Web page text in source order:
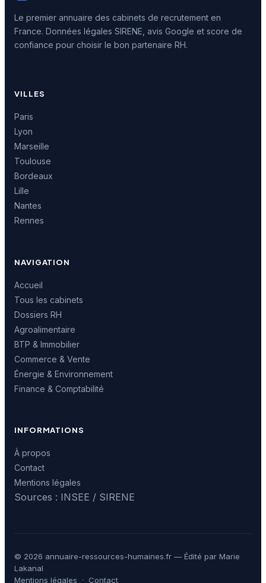
Le premier annuaire des cabinets de recrutement en
France. Données légales SIRENE, avis Google et score de
confiance pour choisir le bon partenaire RH.
VILLES
Paris
Lyon
Marseille
Toulouse
Bordeaux
Lille
Nantes
Rennes
NAVIGATION
Accueil
Tous les cabinets
Dossiers RH
Agroalimentaire
BTP & Immobilier
Commerce & Vente
Énergie & Environnement
Finance & Comptabilité
INFORMATIONS
À propos
Contact
Mentions légales
Sources : INSEE / SIRENE
© 2026 annuaire-ressources-humaines.fr — Édité par Marie
Lakanal
Mentions légales · Contact